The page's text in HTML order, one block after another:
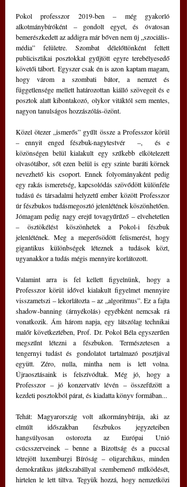
Pokol professzor 2019-ben ‒ még gyakorló
alkotmánybíróként ‒ gondolt egyet, és óvatosan
bemerészkedett az addigra már bőven nem új „szociális-
média” felületre. Szombat délelőttönként feltett
publicisztikai posztokkal gyűjtött egyre terebélyesedő
követői tábort. Egyszer csak én is azon kaptam magam,
hogy várom a szombati bátor, a nemzet és
függetlensége mellett határozottan kiálló szövegeit és e
posztok alatt kibontakozó, olykor vitáktól sem mentes,
nagyon tanulságos hozzászólás-özönt.
Közel ötezer „ismerős” gyűlt össze a Professzor körül
– ennyit enged fészbuk-nagytestvér  –,  és e
közönségen belül kialakult egy szűkebb elkötelezett
olvasótábor, sőt ezen belül is egy szinte baráti körnek
nevezhető kis csoport. Ennek folyományaként pedig
egy rakás ismeretség, kapcsolódás szövődött különféle
tudású és társadalmi helyzetű ember között Professzor
úr fészbukos tudásmegosztó jelenlétének köszönhetően.
Jómagam pedig nagy erejű tovagyűrűző – elvehetetlen
– ösztökélést köszönhetek a Pokol-i fészbuk
jelenlétének. Meg a megerősödött felismerést, hogy
gigantikus különbségek léteznek a tudások közt,
ugyanakkor a tudás mégis mennyire korlátozott.
Valamint arra is fel kellett figyelnünk, hogy a
Professzor körül idővel kialakult figyelmet mennyire
visszametszi – lekorlátozta – az „algoritmus”. Ez a fajta
shadow-banning (árnyékolás) egyébként nemcsak rá
vonatkozik. Ám három napja, egy látszólag technikai
malőr következtében, Prof. Dr. Pokol Béla egyszerűen
megszűnt létezni a fészbukon. Természetesen a
tengernyi tudást és gondolatot tartalmazó posztjával
együtt. Zéro, nulla, mintha nem is lett volna.
Újraosztásaink is felszívódtak. Még jó, hogy a
Professzor ‒ jó konzervatív lévén ‒ összefűzött a
kezdeti posztokból párat, és kiadatta könyv formában...
Tehát: Magyarország volt alkormánybírája, aki az
elmúlt időszakban fészbukos jegyzeteiben
hangsúlyosan ostorozta az Európai Unió
csúcsszerveinek ‒ benne a Bizottság és a puccsal
létrejött luxemburgi Bíróság – oligarchikus, minden
demokratikus játékszabállyal szembemenő működését,
hirtelen le lett tiltva. Tegyük hozzá, hogy nemzetközi